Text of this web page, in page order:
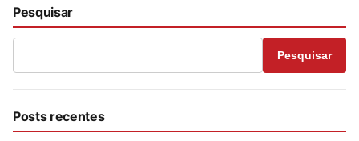
Pesquisar
Pesquisar
Posts recentes